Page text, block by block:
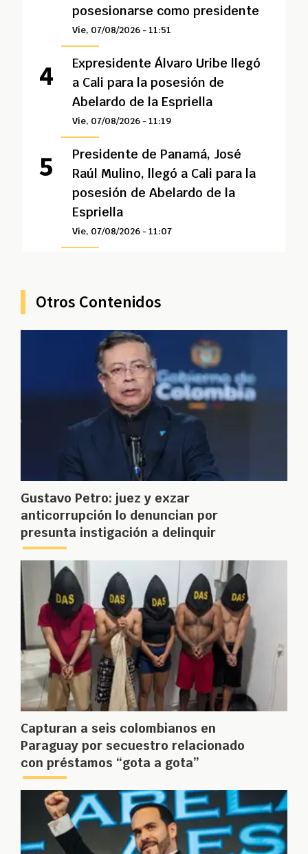
posesionarse como presidente
Vie, 07/08/2026 - 11:51
Expresidente Álvaro Uribe llegó
a Cali para la posesión de
Abelardo de la Espriella
Vie, 07/08/2026 - 11:19
Presidente de Panamá, José
Raúl Mulino, llegó a Cali para la
posesión de Abelardo de la
Espriella
Vie, 07/08/2026 - 11:07
Otros Contenidos
Gustavo Petro: juez y exzar
anticorrupción lo denuncian por
presunta instigación a delinquir
Capturan a seis colombianos en
Paraguay por secuestro relacionado
con préstamos “gota a gota”